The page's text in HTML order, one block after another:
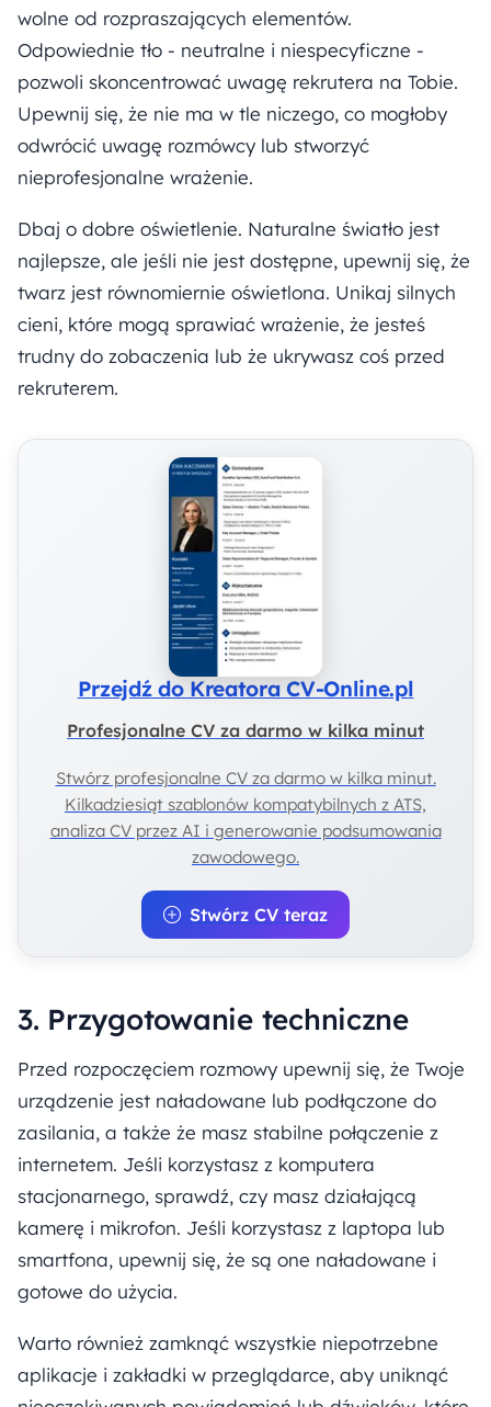
wolne od rozpraszających elementów.
Odpowiednie tło - neutralne i niespecyficzne -
pozwoli skoncentrować uwagę rekrutera na Tobie.
Upewnij się, że nie ma w tle niczego, co mogłoby
odwrócić uwagę rozmówcy lub stworzyć
nieprofesjonalne wrażenie.
Dbaj o dobre oświetlenie. Naturalne światło jest
najlepsze, ale jeśli nie jest dostępne, upewnij się, że
twarz jest równomiernie oświetlona. Unikaj silnych
cieni, które mogą sprawiać wrażenie, że jesteś
trudny do zobaczenia lub że ukrywasz coś przed
rekruterem.
Przejdź do Kreatora CV-Online.pl
Profesjonalne CV za darmo w kilka minut
Stwórz profesjonalne CV za darmo w kilka minut.
Kilkadziesiąt szablonów kompatybilnych z ATS,
analiza CV przez AI i generowanie podsumowania
zawodowego.
Stwórz CV teraz
3. Przygotowanie techniczne
Przed rozpoczęciem rozmowy upewnij się, że Twoje
urządzenie jest naładowane lub podłączone do
zasilania, a także że masz stabilne połączenie z
internetem. Jeśli korzystasz z komputera
stacjonarnego, sprawdź, czy masz działającą
kamerę i mikrofon. Jeśli korzystasz z laptopa lub
smartfona, upewnij się, że są one naładowane i
gotowe do użycia.
Warto również zamknąć wszystkie niepotrzebne
aplikacje i zakładki w przeglądarce, aby uniknąć